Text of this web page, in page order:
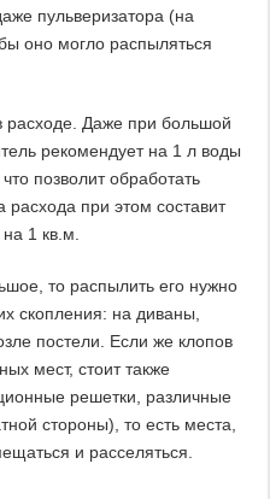
пульверизатора (на
оно могло распыляться
расходе. Даже при большой
рекомендует на 1 л воды
позволит обработать
при этом составит
1 кв.м.
то распылить его нужно
скопления: на диваны,
постели. Если же клопов
мест, стоит также
решетки, различные
стороны), то есть места,
и расселяться.